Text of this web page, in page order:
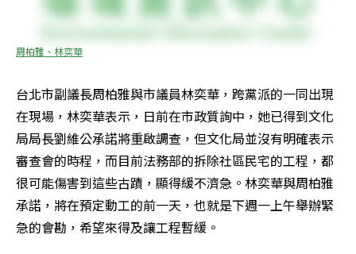
周柏雅、林奕華
台北市副議長周柏雅與市議員林奕華，跨黨派的一同出現
在現場，林奕華表示，日前在市政質詢中，她已得到文化
局局長劉維公承諾將重啟調查，但文化局並沒有明確表示
審查會的時程，而目前法務部的拆除社區民宅的工程，都
很可能傷害到這些古蹟，顯得緩不濟急。林奕華與周柏雅
承諾，將在預定動工的前一天，也就是下週一上午舉辦緊
急的會勘，希望來得及讓工程暫緩。